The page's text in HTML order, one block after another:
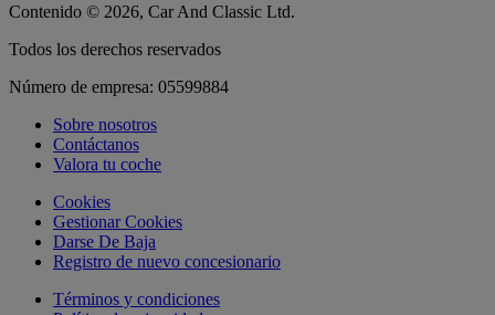
Contenido © 2026, Car And Classic Ltd.
Todos los derechos reservados
Número de empresa: 05599884
Sobre nosotros
Contáctanos
Valora tu coche
Cookies
Gestionar Cookies
Darse De Baja
Registro de nuevo concesionario
Términos y condiciones